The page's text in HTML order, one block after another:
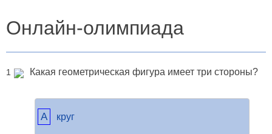
Онлайн-олимпиада
1 Какая геометрическая фигура имеет три стороны?
A круг